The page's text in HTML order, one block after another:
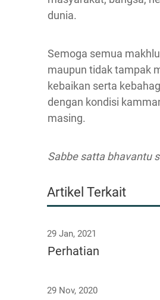
dunia.
Semoga semua
maupun tidak tampak
kebaikan serta
dengan kondisi
masing.
Sabbe satta bhavantu
Artikel Terkait
29 Jan, 2021
Perhatian
29 Nov, 2020